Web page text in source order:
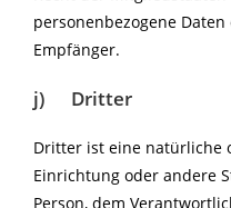
personenbezogene
Empfänger.
j) Dritter
Dritter ist eine natürliche
Einrichtung oder andere
Person, dem